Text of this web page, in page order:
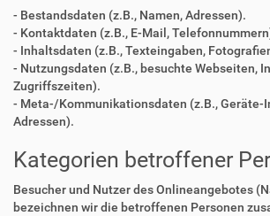
- Bestandsdaten (z.B., Namen, Adressen).
- Kontaktdaten (z.B., E-Mail,
- Inhaltsdaten (z.B., Texteingaben,
- Nutzungsdaten (z.B., besuchte Webseiten,
Zugriffszeiten).
- Meta-/Kommunikationsdaten (z.B., Geräte-
Adressen).
Kategorien betroffener
Besucher und Nutzer des Onlineangebotes
bezeichnen wir die betroffenen Personen